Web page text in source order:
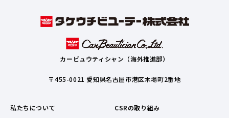
カービュウティシャン（海外推進部）
〒455-0021 愛知県名古屋市港区木場町2番地
私たちについて
CSRの取り組み